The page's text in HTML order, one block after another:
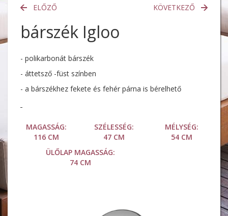
ELŐZŐ KÖVETKEZŐ
bárszék Igloo
- polikarbonát bárszék
- áttetsző -füst színben
- a bárszékhez fekete és fehér párna is bérelhető
MAGASSÁG:
116 CM
SZÉLESSÉG:
47 CM
MÉLYSÉG:
54 CM
ÜLŐLAP MAGASSÁG:
74 CM